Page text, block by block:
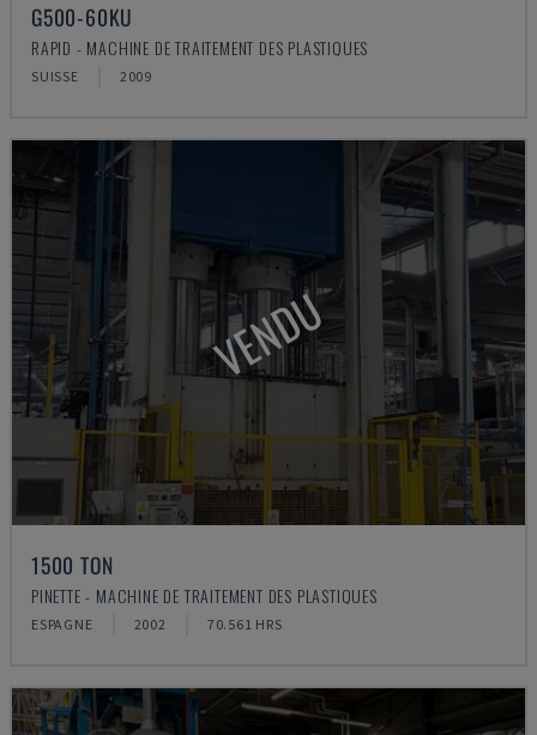
G500-60KU
RAPID - MACHINE DE TRAITEMENT DES PLASTIQUES
SUISSE 2009
VENDU
1500 TON
PINETTE - MACHINE DE TRAITEMENT DES PLASTIQUES
ESPAGNE 2002 70.561 HRS